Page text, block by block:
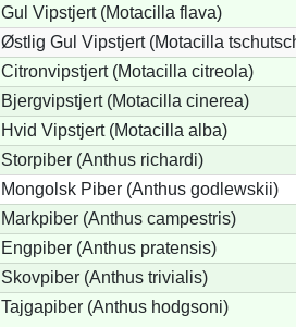
Gul Vipstjert (Motacilla flava)
Østlig Gul Vipstjert (Motacilla
Citronvipstjert (Motacilla citreola)
Bjergvipstjert (Motacilla cinerea)
Hvid Vipstjert (Motacilla alba)
Storpiber (Anthus richardi)
Mongolsk Piber (Anthus godlewskii)
Markpiber (Anthus campestris)
Engpiber (Anthus pratensis)
Skovpiber (Anthus trivialis)
Tajgapiber (Anthus hodgsoni)